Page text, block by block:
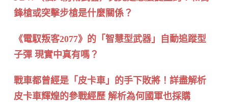
鋒槍或突擊步槍是什麼關係？
《電馭叛客2077》的「智慧型武器」自動追蹤型
子彈 現實中真有嗎？
戰車都曾經是「皮卡車」的手下敗將！詳盡解析
皮卡車輝煌的參戰經歷 解析為何國軍也採購